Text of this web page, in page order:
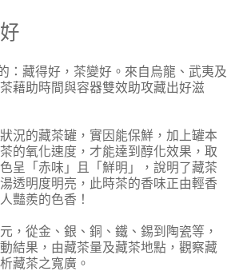
：藏得好，茶變好。來自烏龍、武夷及
藉助時間與容器雙效助攻藏出好滋
況的藏茶罐，實因能保鮮，加上罐本
的氧化速度，才能達到醇化效果，取
呈「赤味」且「鮮明」，說明了藏茶
透明度明亮，此時茶的香味正由輕香
豔羨的色香！
，從金、銀、銅、鐵、錫到陶瓷等，
結果，由藏茶量及藏茶地點，觀察藏
藏茶之寬廣。